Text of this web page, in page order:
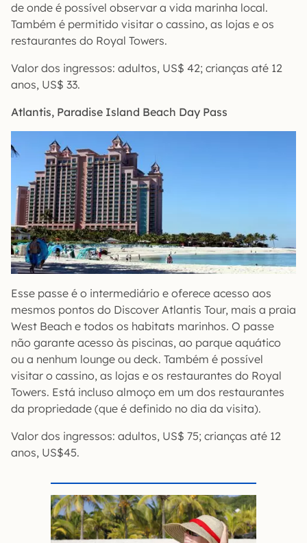
de onde é possível observar a vida marinha local.
Também é permitido visitar o cassino, as lojas e os
restaurantes do Royal Towers.
Valor dos ingressos: adultos, US$ 42; crianças até 12
anos, US$ 33.
Atlantis, Paradise Island Beach Day Pass
Esse passe é o intermediário e oferece acesso aos
mesmos pontos do Discover Atlantis Tour, mais a praia
West Beach e todos os habitats marinhos. O passe
não garante acesso às piscinas, ao parque aquático
ou a nenhum lounge ou deck. Também é possível
visitar o cassino, as lojas e os restaurantes do Royal
Towers. Está incluso almoço em um dos restaurantes
da propriedade (que é definido no dia da visita).
Valor dos ingressos: adultos, US$ 75; crianças até 12
anos, US$45.